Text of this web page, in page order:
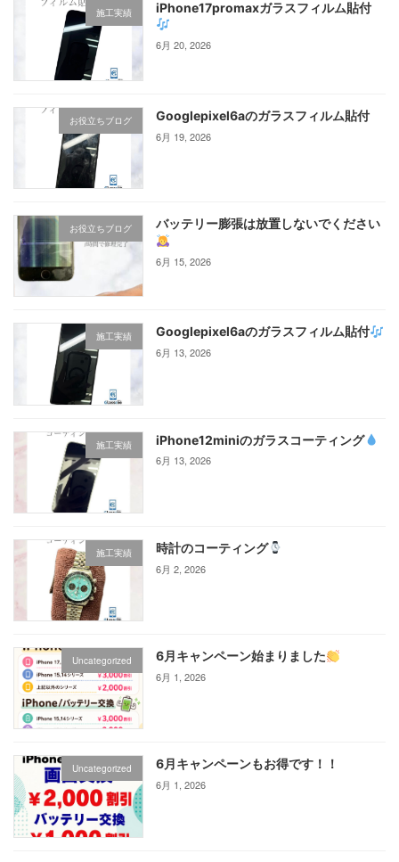
施工実績 iPhone17promaxガラスフィルム貼付
6月 20, 2026
お役立ちブログ Googlepixel6aのガラスフィルム貼付
6月 19, 2026
お役立ちブログ バッテリー膨張は放置しないでください
6月 15, 2026
施工実績 Googlepixel6aのガラスフィルム貼付
6月 13, 2026
施工実績 iPhone12miniのガラスコーティング‪
6月 13, 2026
施工実績 時計のコーティング
6月 2, 2026
Uncategorized 6月キャンペーン始まりました
6月 1, 2026
Uncategorized 6月キャンペーンもお得です！！
6月 1, 2026